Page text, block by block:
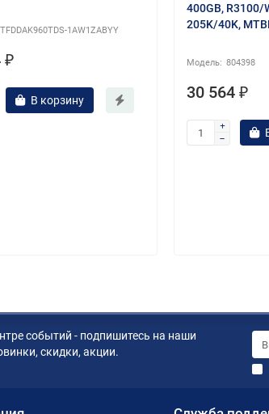
1AW1ZABYY
₽
В корзину
400GB, R3100/
205K/40K,
804398
30 564 ₽
событий - подпишитесь на наши
скидки, акции.